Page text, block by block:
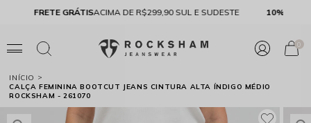
FRETE GRÁTISACIMA DE R$299,90 SUL E SUDESTE
0
INÍCIO
CALÇA FEMININA BOOTCUT JEANS CINTURA ALTA ÍNDIGO MÉDIO
ROCKSHAM - 261070